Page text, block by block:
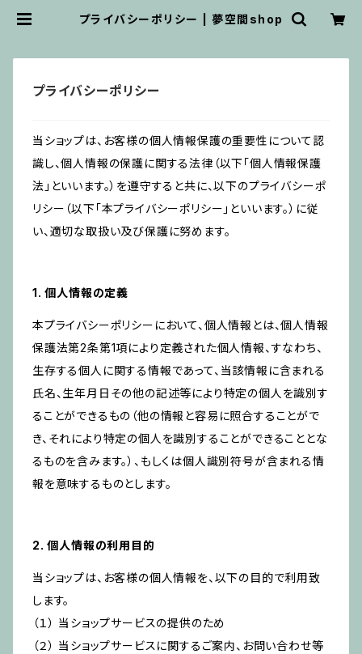
プライバシーポリシー | 夢空間shop
プライバシーポリシー
当ショップは、お客様の個人情報保護の重要性について認
識し、個人情報の保護に関する法律（以下「個人情報保護
法」といいます。）を遵守すると共に、以下のプライバシーポ
リシー（以下「本プライバシーポリシー」といいます。）に従
い、適切な取扱い及び保護に努めます。
1. 個人情報の定義
本プライバシーポリシーにおいて、個人情報とは、個人情報
保護法第2条第1項により定義された個人情報、すなわち、
生存する個人に関する情報であって、当該情報に含まれる
氏名、生年月日その他の記述等により特定の個人を識別す
ることができるもの（他の情報と容易に照合することがで
き、それにより特定の個人を識別することができることとな
るものを含みます。）、もしくは個人識別符号が含まれる情
報を意味するものとします。
2. 個人情報の利用目的
当ショップは、お客様の個人情報を、以下の目的で利用致
します。
（１） 当ショップサービスの提供のため
（２） 当ショップサービスに関するご案内、お問い合わせ等